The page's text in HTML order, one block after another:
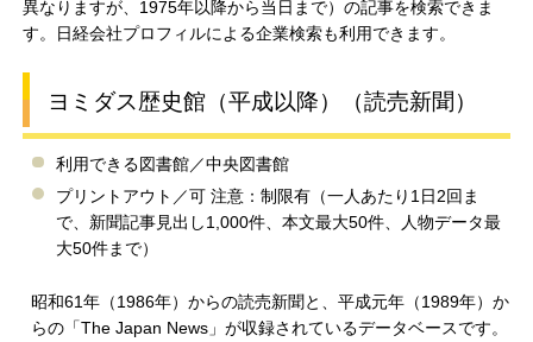
異なりますが、1975年以降から当日まで）の記事を検索できま
す。日経会社プロフィルによる企業検索も利用できます。
ヨミダス歴史館（平成以降）（読売新聞）
利用できる図書館／中央図書館
プリントアウト／可 注意：制限有（一人あたり1日2回ま
で、新聞記事見出し1,000件、本文最大50件、人物データ最
大50件まで）
昭和61年（1986年）からの読売新聞と、平成元年（1989年）か
らの「The Japan News」が収録されているデータベースです。